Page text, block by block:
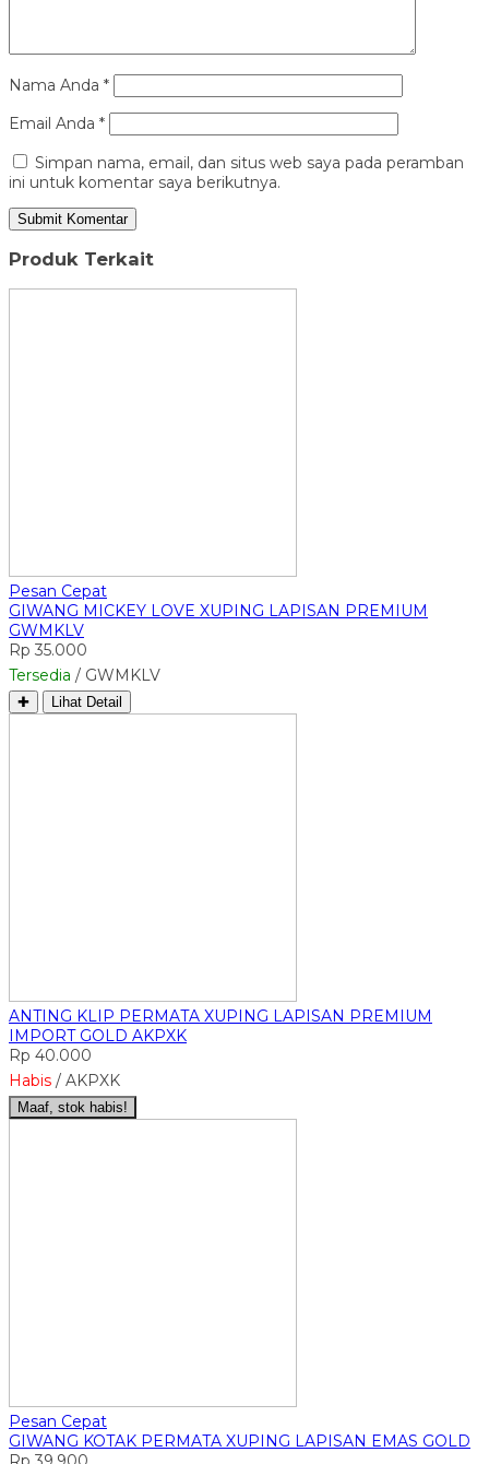
Nama Anda *
Email Anda *
Simpan nama, email, dan situs web saya pada peramban
ini untuk komentar saya berikutnya.
Produk Terkait
Pesan Cepat
GIWANG MICKEY LOVE XUPING LAPISAN PREMIUM
GWMKLV
Rp 35.000
Tersedia / GWMKLV
✚ Lihat Detail
ANTING KLIP PERMATA XUPING LAPISAN PREMIUM
IMPORT GOLD AKPXK
Rp 40.000
Habis / AKPXK
Maaf, stok habis!
Pesan Cepat
GIWANG KOTAK PERMATA XUPING LAPISAN EMAS GOLD